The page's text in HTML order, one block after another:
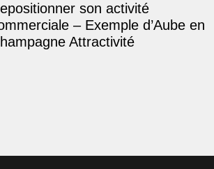
son activité
– Exemple d’Aube en
Attractivité